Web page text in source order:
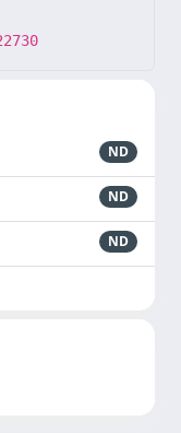
ND
ND
ND